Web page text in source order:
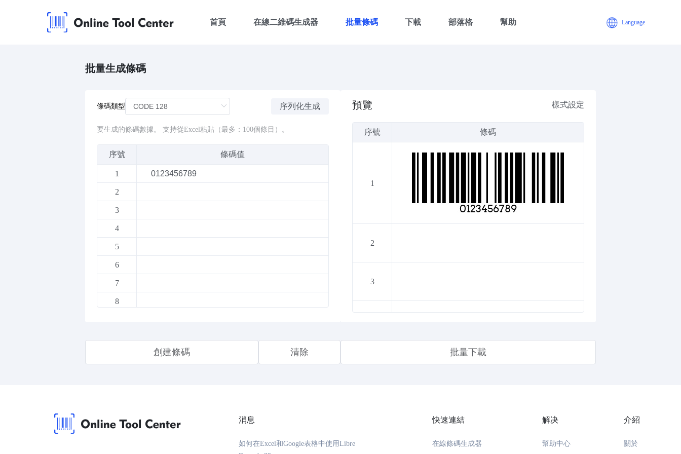
首頁 在線二維碼生成器 批量條碼 下載 部落格 幫助 Language
批量生成條碼
條碼類型 序列化生成
要生成的條碼數據。 支持從Excel粘貼（最多：100個條目）。
序號 條碼值
1
2
3
4
5
6
7
8
15
創建條碼 清除
預覽 樣式設定
序號 條碼
1
2
3
批量下載
消息
如何在Excel和Google表格中使用Libre
快速連結
在線條碼生成器
解决
幫助中心
介紹
關於